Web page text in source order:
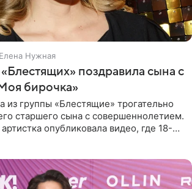
Елена Нужная
поздравила сына с
бирочка»
из группы «Блестящие» трогательно
старшего сына с совершеннолетием.
опубликовала видео, где 18-